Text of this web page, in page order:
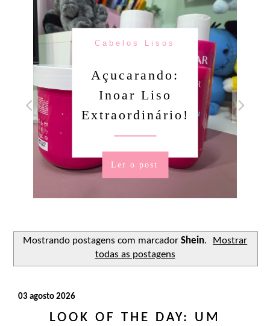
Cabelos Lisos
Açucarando:
Inoar Liso
Extraordinário!
Ler o post
Mostrando postagens com marcador Shein.
Mostrar
todas as postagens
03 agosto 2026
LOOK OF THE DAY: UM